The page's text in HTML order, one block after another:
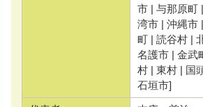
市 | 与那原町
湾市 | 沖縄市
町 | 読谷村 |
名護市 | 金武
村 | 東村 | 国
石垣市]